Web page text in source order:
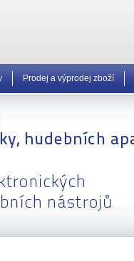
Prodej a výprodej zboží